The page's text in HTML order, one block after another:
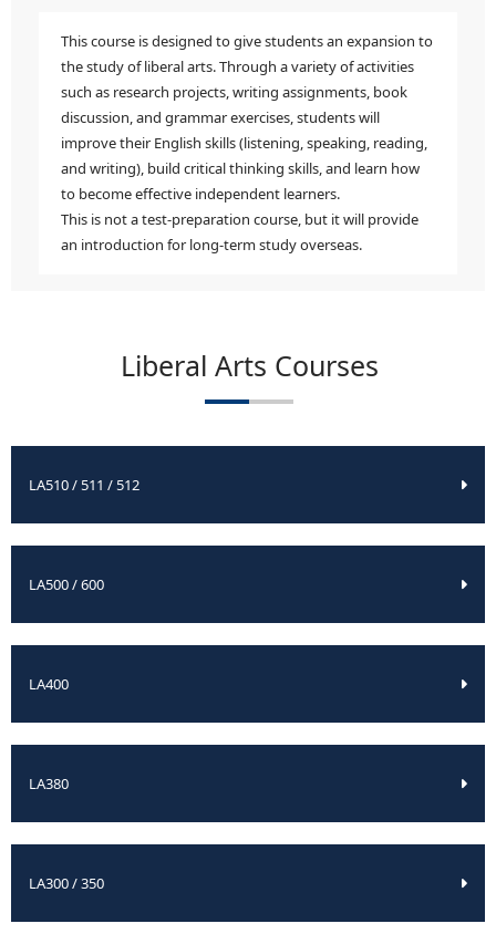
保護者の声
J PREPKidsでは英語で遊ぶだけでなく、英語の本をグループで
読んだり、英語でのプレゼンテーションの練習、グラマーや単
語なども勉強していたことが、英語の基礎力の土台になったと
思います。その後、5年生でJ PREP が主催するカナダキャンプに
参加し、帰国後、現地の英語は早いんだね、と話していたのが
記憶に残っています。J PREPの先生がゆっくり話す英語は分か
るけれど、現地での英語は分からない、この経験が海外で勉強
This course is designed to give students an expansion to
the study of liberal arts. Through a variety of activities
such as research projects, writing assignments, book
discussion, and grammar exercises, students will
improve their English skills (listening, speaking, reading,
and writing), build critical thinking skills, and learn how
to become effective independent learners.
This is not a test-preparation course, but it will provide
an introduction for long-term study overseas.
Liberal Arts Courses
LA510 / 511 / 512
LA500 / 600
LA400
LA380
LA300 / 350